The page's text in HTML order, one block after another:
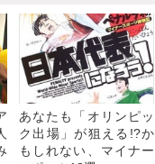
あなたも「オリンピッ
ク出場」が狙える!?か
もしれない、マイナー